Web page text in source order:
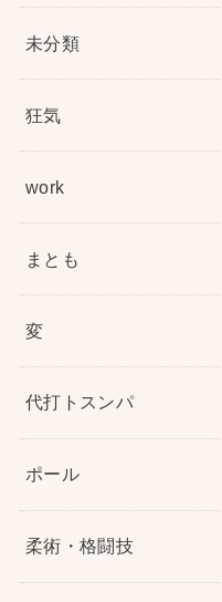
未分類
狂気
work
まとも
変
代打トスンパ
ポール
柔術・格闘技